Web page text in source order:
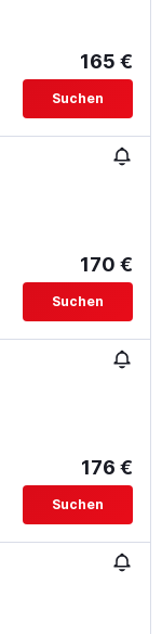
165 €
Suchen
170 €
Suchen
176 €
Suchen